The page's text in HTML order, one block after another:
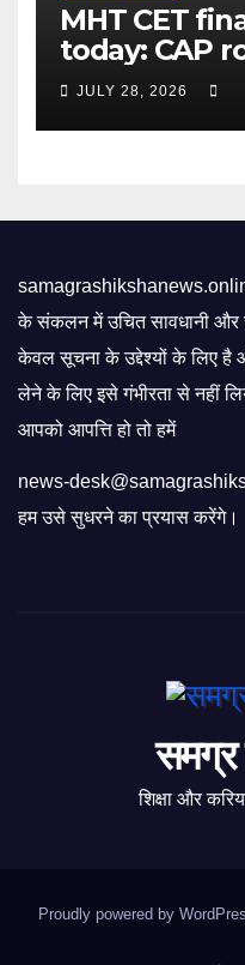
MHT CET
today: CAP
filling starts,
candidates
Mint
JULY 28, 2026
के संकलन में उचित सावधानी और
केवल सूचना के उद्देश्यों के लिए है
लेने के लिए इसे गंभीरता से नहीं
आपको आपत्ति हो तो हमें
news-
हम उसे सुधरने का प्रयास करेंगे।
समग्र
शिक्षा और
Proudly powered by